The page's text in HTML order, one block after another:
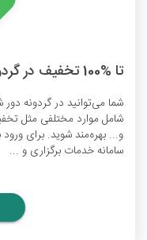
تا %100 تخفیف در گردونه دور شانس ایسمینار
شما می‌توانید در گردونه
شامل موارد مختلفی مثل
و... بهره‌مند شوید. برای
سامانه خدمات برگزاری و ...